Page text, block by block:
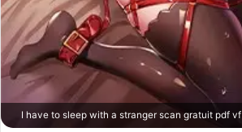
I have to sleep with a stranger scan gratuit pdf vf